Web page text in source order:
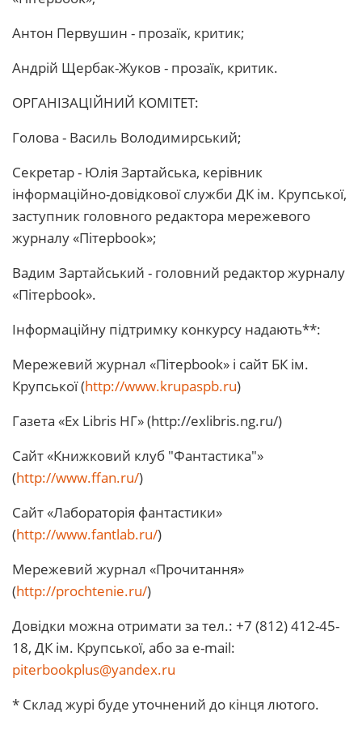
Антон Первушин - прозаїк, критик;
Андрій Щербак-Жуков - прозаїк, критик.
ОРГАНІЗАЦІЙНИЙ КОМІТЕТ:
Голова - Василь Володимирський;
Секретар - Юлія Зартайська, керівник
інформаційно-довідкової служби ДК ім. Крупської,
заступник головного редактора мережевого
журналу «Пітерbook»;
Вадим Зартайський - головний редактор журналу
«Пітерbook».
Інформаційну підтримку конкурсу надають**:
Мережевий журнал «Пітерbook» і сайт БК ім.
Крупської (http://www.krupaspb.ru)
Газета «Ex Libris НГ» (http://exlibris.ng.ru/)
Сайт «Книжковий клуб "Фантастика"»
(http://www.ffan.ru/)
Сайт «Лабораторія фантастики»
(http://www.fantlab.ru/)
Мережевий журнал «Прочитання»
(http://prochtenie.ru/)
Довідки можна отримати за тел.: +7 (812) 412-45-
18, ДК ім. Крупської, або за e-mail:
piterbookplus@yandex.ru
* Склад журі буде уточнений до кінця лютого.